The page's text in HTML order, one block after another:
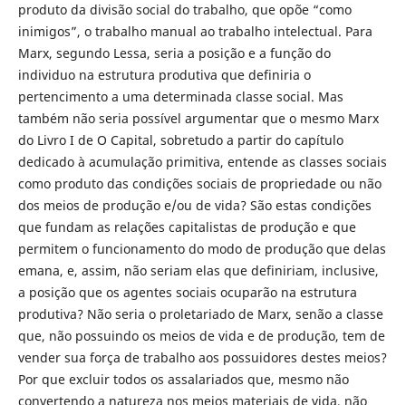
produto da divisão social do trabalho, que opõe “como
inimigos”, o trabalho manual ao trabalho intelectual. Para
Marx, segundo Lessa, seria a posição e a função do
individuo na estrutura produtiva que definiria o
pertencimento a uma determinada classe social. Mas
também não seria possível argumentar que o mesmo Marx
do Livro I de O Capital, sobretudo a partir do capítulo
dedicado à acumulação primitiva, entende as classes sociais
como produto das condições sociais de propriedade ou não
dos meios de produção e/ou de vida? São estas condições
que fundam as relações capitalistas de produção e que
permitem o funcionamento do modo de produção que delas
emana, e, assim, não seriam elas que definiriam, inclusive,
a posição que os agentes sociais ocuparão na estrutura
produtiva? Não seria o proletariado de Marx, senão a classe
que, não possuindo os meios de vida e de produção, tem de
vender sua força de trabalho aos possuidores destes meios?
Por que excluir todos os assalariados que, mesmo não
convertendo a natureza nos meios materiais de vida, não